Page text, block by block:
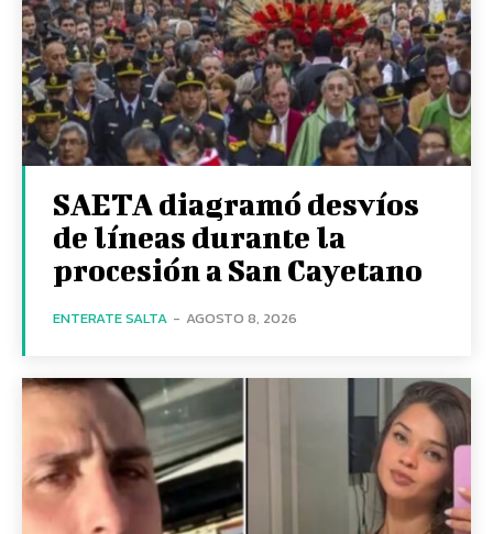
SAETA diagramó desvíos
de líneas durante la
procesión a San Cayetano
ENTERATE SALTA - AGOSTO 8, 2026